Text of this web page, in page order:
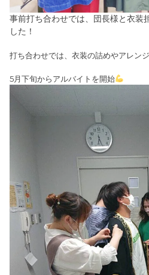
事前打ち合わせでは、団長様と衣装
した！
打ち合わせでは、衣装の詰めやアレン
5月下旬からアルバイトを開始